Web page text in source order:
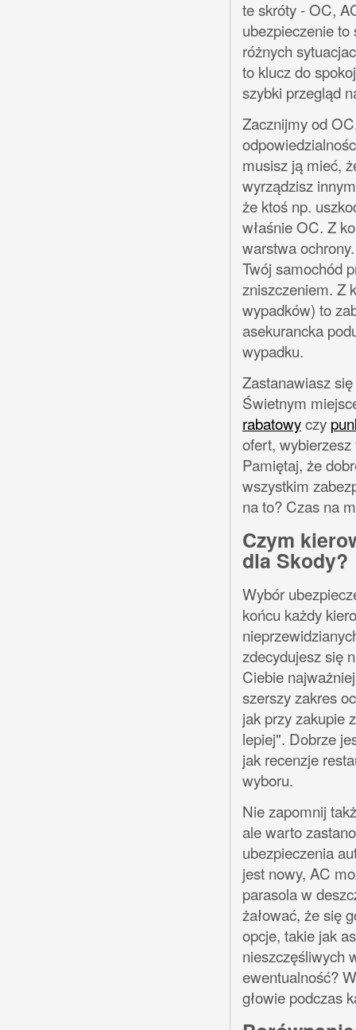
te skróty - OC,
ubezpieczenie
różnych
to klucz do
szybki przegląd
Zacznijmy od
musisz ją mieć,
wyrządzisz
że ktoś np.
właśnie OC. Z
warstwa
Twój samochód
zniszczeniem. Z
wypadków) to
asekurancka
wypadku.
Zastanawiasz
Świetnym
rabatowyczy
ofert,
Pamiętaj, że
wszystkim
na to? Czas na
Czym
dla Skody?
Wybór
końcu każdy
zdecydujesz się
Ciebie
szerszy zakres
jak przy zakupie
lepiej". Dobrze
jak recenzje
wyboru.
Nie zapomnij
ale warto
ubezpieczenia
jest nowy, AC
parasola w
żałować, że się
opcje, takie jak
nieszczęśliwych
ewentualność?
głowie podczas